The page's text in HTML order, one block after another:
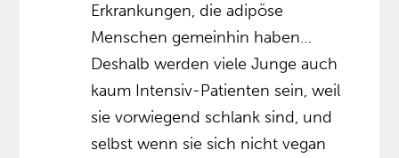
Erkrankungen, die adipöse
Menschen gemeinhin haben…
Deshalb werden viele Junge auch
kaum Intensiv-Patienten sein, weil
sie vorwiegend schlank sind, und
selbst wenn sie sich nicht vegan